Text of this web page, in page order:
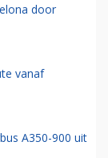
door
vanaf
A350-900 uit